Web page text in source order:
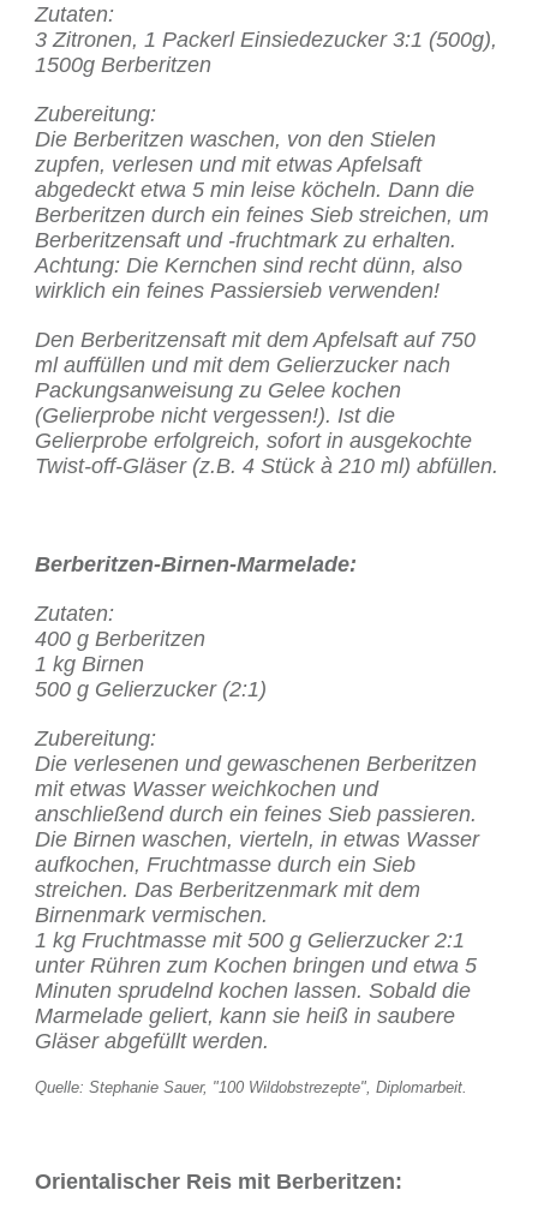
Zutaten:
3 Zitronen, 1 Packerl Einsiedezucker 3:1 (500g),
1500g Berberitzen
Zubereitung:
Die Berberitzen waschen, von den Stielen
zupfen, verlesen und mit etwas Apfelsaft
abgedeckt etwa 5 min leise köcheln. Dann die
Berberitzen durch ein feines Sieb streichen, um
Berberitzensaft und -fruchtmark zu erhalten.
Achtung: Die Kernchen sind recht dünn, also
wirklich ein feines Passiersieb verwenden!
Den Berberitzensaft mit dem Apfelsaft auf 750
ml auffüllen und mit dem Gelierzucker nach
Packungsanweisung zu Gelee kochen
(Gelierprobe nicht vergessen!). Ist die
Gelierprobe erfolgreich, sofort in ausgekochte
Twist-off-Gläser (z.B. 4 Stück à 210 ml) abfüllen.
Berberitzen-Birnen-Marmelade:
Zutaten:
400 g Berberitzen
1 kg Birnen
500 g Gelierzucker (2:1)
Zubereitung:
Die verlesenen und gewaschenen Berberitzen
mit etwas Wasser weichkochen und
anschließend durch ein feines Sieb passieren.
Die Birnen waschen, vierteln, in etwas Wasser
aufkochen, Fruchtmasse durch ein Sieb
streichen. Das Berberitzenmark mit dem
Birnenmark vermischen.
1 kg Fruchtmasse mit 500 g Gelierzucker 2:1
unter Rühren zum Kochen bringen und etwa 5
Minuten sprudelnd kochen lassen. Sobald die
Marmelade geliert, kann sie heiß in saubere
Gläser abgefüllt werden.
Quelle: Stephanie Sauer, "100 Wildobstrezepte", Diplomarbeit.
Orientalischer Reis mit Berberitzen: